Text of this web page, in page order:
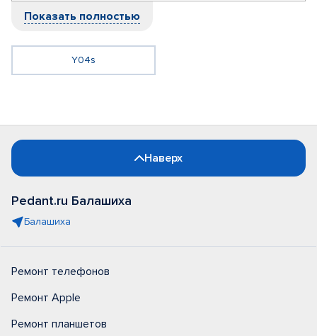
Показать полностью
Y04s
Наверх
Pedant.ru Балашиха
Балашиха
Ремонт телефонов
Ремонт Apple
Ремонт планшетов